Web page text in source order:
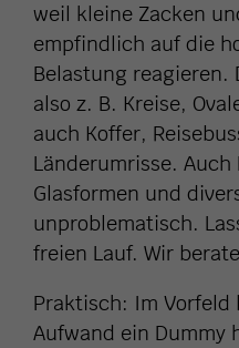
weil kleine Zacken
empfindlich auf die
Belastung reagieren.
also z. B. Kreise,
auch Koffer,
Länderumrisse.
Glasformen und
unproblematisch.
freien Lauf. Wir
Praktisch: Im
Aufwand ein Dummy